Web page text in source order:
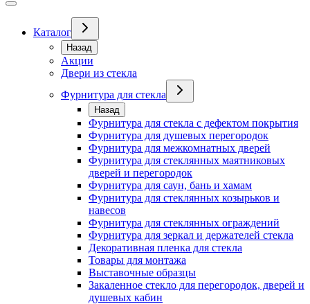
Каталог
Назад
Акции
Двери из стекла
Фурнитура для стекла
Назад
Фурнитура для стекла с дефектом покрытия
Фурнитура для душевых перегородок
Фурнитура для межкомнатных дверей
Фурнитура для стеклянных маятниковых
дверей и перегородок
Фурнитура для саун, бань и хамам
Фурнитура для стеклянных козырьков и
навесов
Фурнитура для стеклянных ограждений
Фурнитура для зеркал и держателей стекла
Декоративная пленка для стекла
Товары для монтажа
Выставочные образцы
Закаленное стекло для перегородок, дверей и
душевых кабин